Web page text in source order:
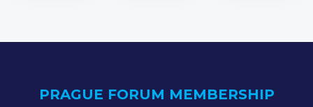
PRAGUE FORUM MEMBERSHIP